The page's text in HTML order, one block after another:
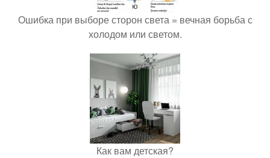
Ошибка при выборе сторон света = вечная борьба с
холодом или светом.
Как вам детская?